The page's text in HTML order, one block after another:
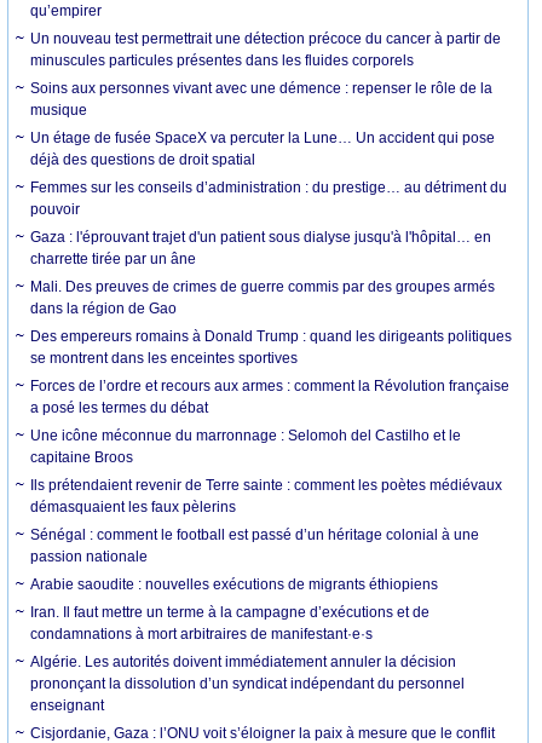
qu’empirer
Un nouveau test permettrait une détection précoce du cancer à partir de
minuscules particules présentes dans les fluides corporels
Soins aux personnes vivant avec une démence : repenser le rôle de la
musique
Un étage de fusée SpaceX va percuter la Lune… Un accident qui pose
déjà des questions de droit spatial
Femmes sur les conseils d’administration : du prestige… au détriment du
pouvoir
Gaza : l'éprouvant trajet d'un patient sous dialyse jusqu'à l'hôpital… en
charrette tirée par un âne
Mali. Des preuves de crimes de guerre commis par des groupes armés
dans la région de Gao
Des empereurs romains à Donald Trump : quand les dirigeants politiques
se montrent dans les enceintes sportives
Forces de l’ordre et recours aux armes : comment la Révolution française
a posé les termes du débat
Une icône méconnue du marronnage : Selomoh del Castilho et le
capitaine Broos
Ils prétendaient revenir de Terre sainte : comment les poètes médiévaux
démasquaient les faux pèlerins
Sénégal : comment le football est passé d’un héritage colonial à une
passion nationale
Arabie saoudite : nouvelles exécutions de migrants éthiopiens
Iran. Il faut mettre un terme à la campagne d’exécutions et de
condamnations à mort arbitraires de manifestant·e·s
Algérie. Les autorités doivent immédiatement annuler la décision
prononçant la dissolution d’un syndicat indépendant du personnel
enseignant
Cisjordanie, Gaza : l’ONU voit s’éloigner la paix à mesure que le conflit